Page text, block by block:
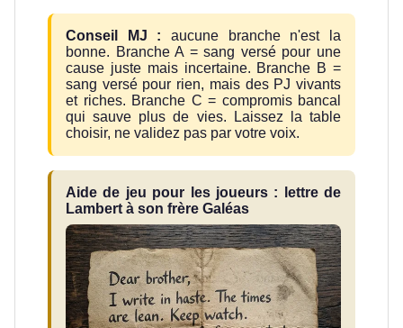
Conseil MJ : aucune branche n'est la
bonne. Branche A = sang versé pour une
cause juste mais incertaine. Branche B =
sang versé pour rien, mais des PJ vivants
et riches. Branche C = compromis bancal
qui sauve plus de vies. Laissez la table
choisir, ne validez pas par votre voix.
Aide de jeu pour les joueurs : lettre de
Lambert à son frère Galéas